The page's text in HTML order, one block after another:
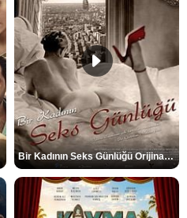
Bir Kadının Seks Günlüğü Orijinal Fragman